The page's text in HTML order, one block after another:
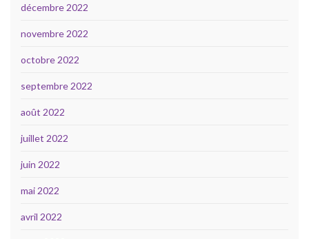
décembre 2022
novembre 2022
octobre 2022
septembre 2022
août 2022
juillet 2022
juin 2022
mai 2022
avril 2022